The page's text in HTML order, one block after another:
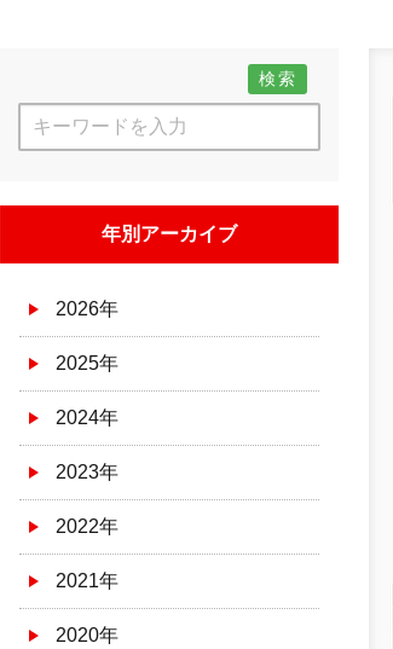
検索
年別アーカイブ
2026年
2025年
2024年
2023年
2022年
2021年
2020年